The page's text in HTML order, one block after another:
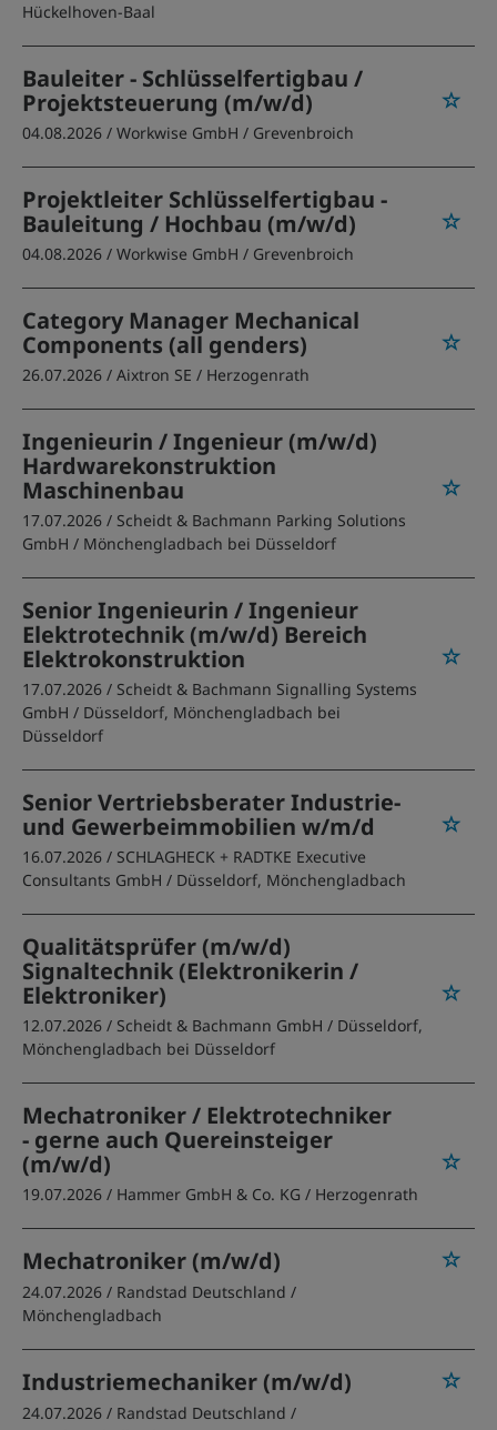
Hückelhoven-Baal
Bauleiter - Schlüsselfertigbau /
Projektsteuerung (m/w/d)
04.08.2026 / Workwise GmbH / Grevenbroich
Projektleiter Schlüsselfertigbau -
Bauleitung / Hochbau (m/w/d)
04.08.2026 / Workwise GmbH / Grevenbroich
Category Manager Mechanical
Components (all genders)
26.07.2026 / Aixtron SE / Herzogenrath
Ingenieurin / Ingenieur (m/w/d)
Hardwarekonstruktion
Maschinenbau
17.07.2026 / Scheidt & Bachmann Parking Solutions
GmbH / Mönchengladbach bei Düsseldorf
Senior Ingenieurin / Ingenieur
Elektrotechnik (m/w/d) Bereich
Elektrokonstruktion
17.07.2026 / Scheidt & Bachmann Signalling Systems
GmbH / Düsseldorf, Mönchengladbach bei
Düsseldorf
Senior Vertriebsberater Industrie-
und Gewerbeimmobilien w/m/d
16.07.2026 / SCHLAGHECK + RADTKE Executive
Consultants GmbH / Düsseldorf, Mönchengladbach
Qualitätsprüfer (m/w/d)
Signaltechnik (Elektronikerin /
Elektroniker)
12.07.2026 / Scheidt & Bachmann GmbH / Düsseldorf,
Mönchengladbach bei Düsseldorf
Mechatroniker / Elektrotechniker
- gerne auch Quereinsteiger
(m/w/d)
19.07.2026 / Hammer GmbH & Co. KG / Herzogenrath
Mechatroniker (m/w/d)
24.07.2026 / Randstad Deutschland /
Mönchengladbach
Industriemechaniker (m/w/d)
24.07.2026 / Randstad Deutschland /